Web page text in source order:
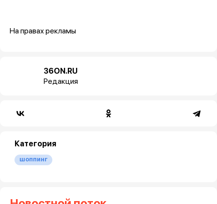
На правах рекламы
36ON.RU
Редакция
Категория
шоппинг